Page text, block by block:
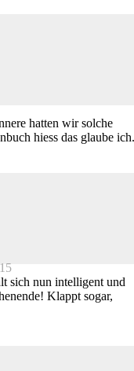
hatten wir solche
hiess das glaube ich.
sich nun intelligent und
Klappt sogar,